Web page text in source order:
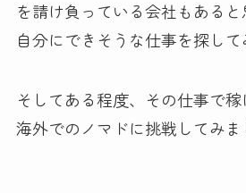
を請け負っている会社もある
自分にできそうな仕事を探して
そしてある程度、その仕事で
海外でのノマドに挑戦してみま